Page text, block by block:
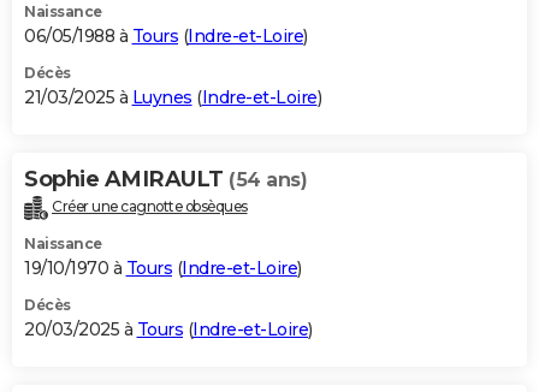
Naissance
06/05/1988 à Tours (Indre-et-Loire)
Décès
21/03/2025 à Luynes (Indre-et-Loire)
Sophie AMIRAULT (54 ans)
Créer une cagnotte obsèques
Naissance
19/10/1970 à Tours (Indre-et-Loire)
Décès
20/03/2025 à Tours (Indre-et-Loire)